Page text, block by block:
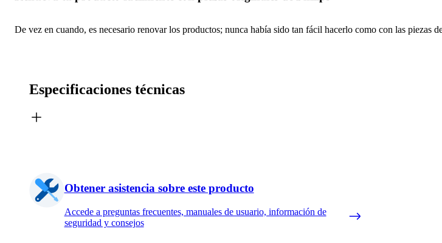
De vez en cuando, es necesario renovar los productos; nunca había sido tan fácil hacerlo como con las piezas
Especificaciones técnicas
Obtener asistencia sobre este producto
Accede a preguntas frecuentes, manuales de usuario, información de
seguridad y consejos